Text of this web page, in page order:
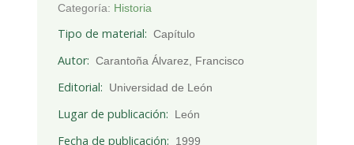
Categoría: Historia
Tipo de material Capítulo
Autor Carantoña Álvarez, Francisco
Editorial Universidad de León
Lugar de publicación León
Fecha de publicación 1999